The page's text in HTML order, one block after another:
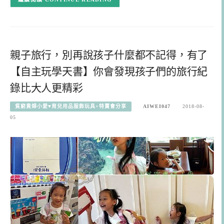
親子旅行，別再說孩子什麼都不記得，有了
【自主玩學天書】你會發現孩子們的旅行紀
錄比大人更精彩
貧窮貴婦小愛♥育兒用品服飾玩具+特賣會分享 AIWEI047
2018-08-
05